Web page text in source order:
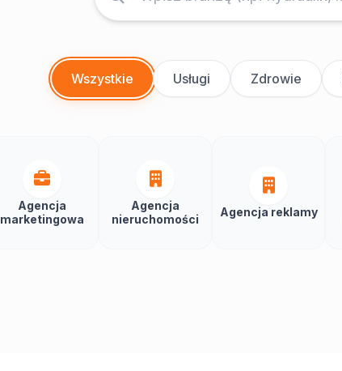
Wszystkie Usługi Zdrowie
Agencja
marketingowa
Agencja
nieruchomości
Agencja reklamy